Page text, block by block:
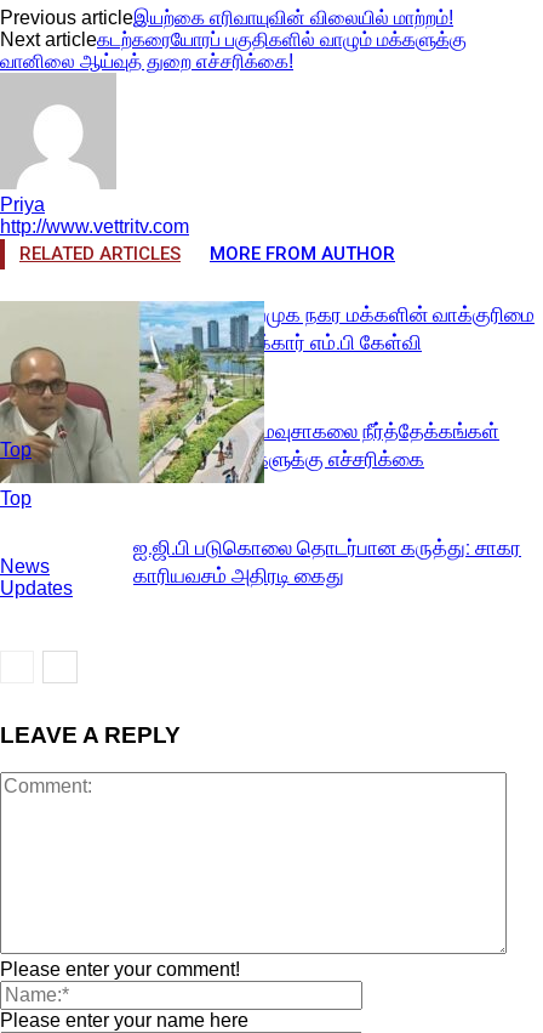
Previous articleஇயற்கை எரிவாயுவின் விலையில் மாற்றம்!
Next articleகடற்கரையோரப் பகுதிகளில் வாழும் மக்களுக்கு
வானிலை ஆய்வுத் துறை எச்சரிக்கை!
Priya
http://www.vettritv.com
RELATED ARTICLES MORE FROM AUTHOR
Top
கொழும்பு துறைமுக நகர மக்களின் வாக்குரிமை
பிரச்சினை: மரிக்கார் எம்.பி கேள்வி
Top
காசல்ரி மற்றும் மவுசாகலை நீர்த்தேக்கங்கள்
நிரம்பின – மக்களுக்கு எச்சரிக்கை
News
Updates
ஐ.ஜி.பி படுகொலை தொடர்பான கருத்து: சாகர
காரியவசம் அதிரடி கைது
LEAVE A REPLY
Please enter your comment!
Please enter your name here